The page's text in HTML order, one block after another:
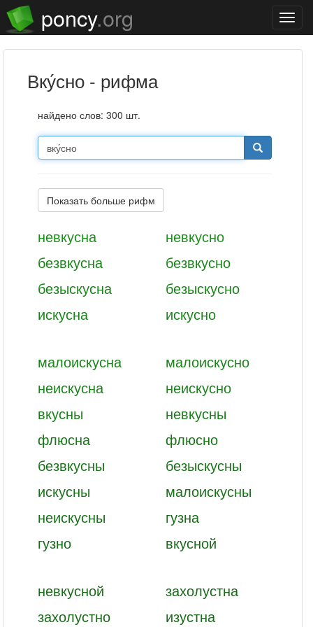
poncy.org
вку́сно - рифма
найдено слов: 300 шт.
Показать больше рифм
невкусна
невкусно
безвкусна
безвкусно
безыскусна
безыскусно
искусна
искусно
малоискусна
малоискусно
неискусна
неискусно
вкусны
невкусны
флюсна
флюсно
безвкусны
безыскусны
искусны
малоискусны
неискусны
гузна
гузно
вкусной
невкусной
захолустна
захолустно
изустна